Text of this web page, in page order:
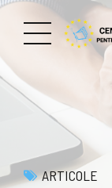
ARTICOLE